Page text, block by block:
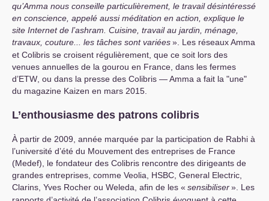
qu’Amma nous conseille particulièrement, le travail désintéressé
en conscience, appelé aussi méditation en action, explique le
site Internet de l’ashram. Cuisine, travail au jardin, ménage,
travaux, couture... les tâches sont variées». Les réseaux Amma
et Colibris se croisent régulièrement, que ce soit lors des
venues annuelles de la gourou en France, dans les fermes
d’ETW , ou dans la presse des Colibris — Amma a fait la "une"
du magazine Kaizen en mars 2015.
L’enthousiasme des patrons colibris
À partir de 2009, année marquée par la participation de Rabhi à
l’université d’été du Mouvement des entreprises de France
(Medef), le fondateur des Colibris rencontre des dirigeants de
grandes entreprises, comme Veolia, HSBC , General Electric,
Clarins, Yves Rocher ou Weleda, afin de les « sensibiliser». Les